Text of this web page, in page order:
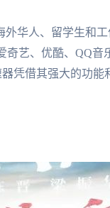
华人、留学生和
艺、优酷、QQ音
凭借其强大的功能